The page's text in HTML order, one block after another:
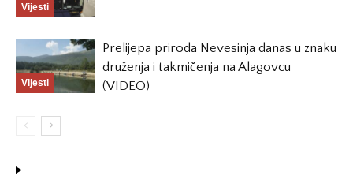
Vijesti
Vijesti
Prelijepa priroda Nevesinja danas u znaku
druženja i takmičenja na Alagovcu
(VIDEO)